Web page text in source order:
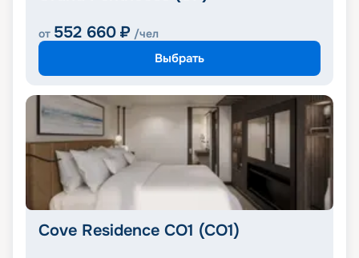
от 552 660 ₽ /чел
Выбрать
Cove Residence CO1 (CO1)